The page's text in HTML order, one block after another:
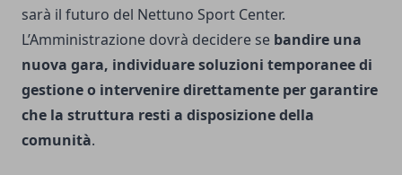
sarà il futuro del Nettuno Sport Center.
L’Amministrazione dovrà decidere se bandire una
nuova gara, individuare soluzioni temporanee di
gestione o intervenire direttamente per garantire
che la struttura resti a disposizione della
comunità.